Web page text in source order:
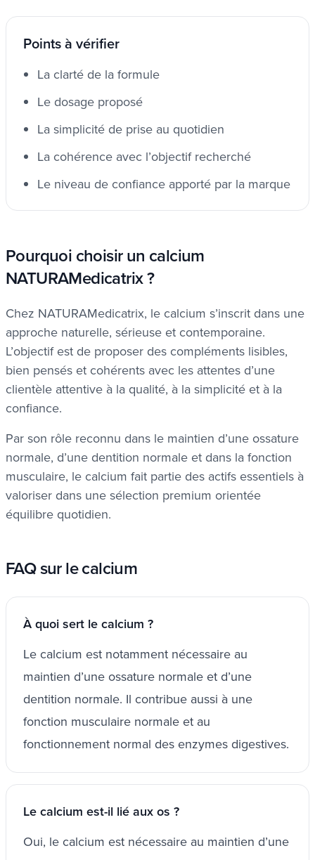
Points à vérifier
La clarté de la formule
Le dosage proposé
La simplicité de prise au quotidien
La cohérence avec l’objectif recherché
Le niveau de confiance apporté par la marque
Pourquoi choisir un calcium
NATURAMedicatrix ?
Chez NATURAMedicatrix, le calcium s’inscrit dans une
approche naturelle, sérieuse et contemporaine.
L’objectif est de proposer des compléments lisibles,
bien pensés et cohérents avec les attentes d’une
clientèle attentive à la qualité, à la simplicité et à la
confiance.
Par son rôle reconnu dans le maintien d’une ossature
normale, d’une dentition normale et dans la fonction
musculaire, le calcium fait partie des actifs essentiels à
valoriser dans une sélection premium orientée
équilibre quotidien.
FAQ sur le calcium
À quoi sert le calcium ?
Le calcium est notamment nécessaire au
maintien d’une ossature normale et d’une
dentition normale. Il contribue aussi à une
fonction musculaire normale et au
fonctionnement normal des enzymes digestives.
Le calcium est-il lié aux os ?
Oui, le calcium est nécessaire au maintien d’une